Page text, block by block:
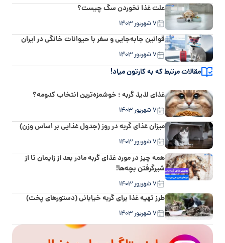
علت غذا نخوردن سگ چیست؟
۷ شهریور ۱۴۰۳
قوانین جابه‌جایی و سفر با حیوانات خانگی در ایران
۷ شهریور ۱۴۰۳
مقالات مرتبط که به کارتون میاد!
غذای لذیذ گربه ؛ خوشمزه‌ترین انتخاب کدومه؟
۷ شهریور ۱۴۰۳
میزان غذای گربه در روز (جدول غذایی بر اساس وزن)
۷ شهریور ۱۴۰۳
همه چیز در مورد غذای گربه مادر بعد از زایمان تا از
شیرگرفتن بچه‌ها!
۷ شهریور ۱۴۰۳
طرز تهیه غذا برای گربه خیابانی (دستورهای پخت)
۷ شهریور ۱۴۰۳